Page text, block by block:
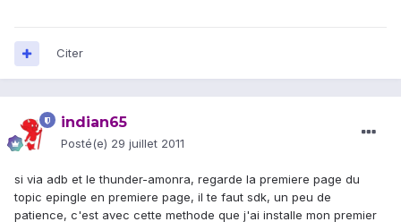
Citer
indian65
Posté(e) 29 juillet 2011
si via adb et le thunder-amonra, regarde la premiere page du
topic epingle en premiere page, il te faut sdk, un peu de
patience, c'est avec cette methode que j'ai installe mon premier